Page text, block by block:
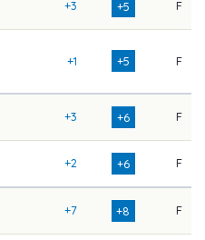
+3 +5 F
+1 +5 F
+3 +6 F
+2 +6 F
+7 +8 F